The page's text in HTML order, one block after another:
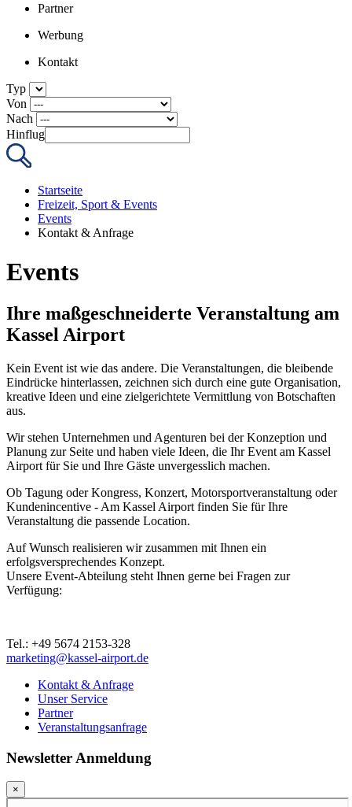
Partner
Werbung
Kontakt
Typ
Von
Nach
Hinflug
Startseite
Freizeit, Sport & Events
Events
Kontakt & Anfrage
Events
Ihre maßgeschneiderte Veranstaltung am
Kassel Airport
Kein Event ist wie das andere. Die Veranstaltungen, die bleibende
Eindrücke hinterlassen, zeichnen sich durch eine gute Organisation,
kreative Ideen und eine zielgerichtete Vermittlung von Botschaften
aus.
Wir stehen Unternehmen und Agenturen bei der Konzeption und
Planung zur Seite und haben viele Ideen, die Ihr Event am Kassel
Airport für Sie und Ihre Gäste unvergesslich machen.
Ob Tagung oder Kongress, Konzert, Motorsportveranstaltung oder
Kundenincentive - Am Kassel Airport finden Sie für Ihre
Veranstaltung die passende Location.
Auf Wunsch realisieren wir zusammen mit Ihnen ein
erfolgsversprechendes Konzept.
Unsere Event-Abteilung steht Ihnen gerne bei Fragen zur
Verfügung:
Tel.: +49 5674 2153-328
marketing@kassel-airport.de
Kontakt & Anfrage
Unser Service
Partner
Veranstaltungsanfrage
Newsletter Anmeldung
×